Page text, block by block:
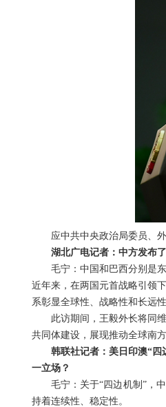
应中共中央政治局委员、
湖北广电记者：中方发布
毛宁：中国和巴西分别是
近年来，在两国元首战略引领
系彰显全球性、战略性和长远性
此访期间，王毅外长将同
共同体建设，展现推动全球南
韩联社记者：美日印澳“
一立场？
毛宁：关于“四边机制”，
持着连续性、稳定性。